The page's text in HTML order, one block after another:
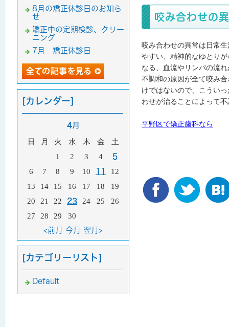
咬み合わせの
咬み合わせの異常は日常
やすい、精神的なゆとり
なる、血流やリンパの流
不調和の原因が全て咬み
けではないので、こうい
わせが治ることによって
平野区で矯正歯科なら
8月の矯正休診日のお知ら
せ
矯正中の定期検診、クリー
ニング
7月 矯正休診日
[カレンダー]
4月
日 月 火 水 木 金
土
1
2 3 4 5
6 7 8 9 10 11
12
13
14 15 16 17 18
19
20
21 22 23 24 25
26
27
28 29 30
<前月 今月 翌月>
[カテゴリーリスト]
Default